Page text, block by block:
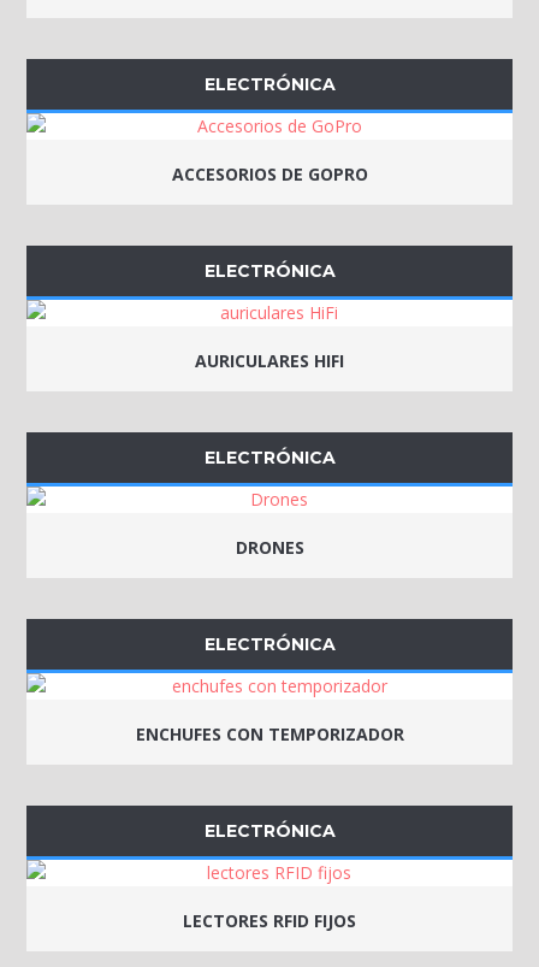
ELECTRÓNICA
ACCESORIOS DE GOPRO
ELECTRÓNICA
AURICULARES HIFI
ELECTRÓNICA
DRONES
ELECTRÓNICA
ENCHUFES CON TEMPORIZADOR
ELECTRÓNICA
LECTORES RFID FIJOS